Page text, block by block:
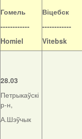
Гомель
------------
Homiel
Віцебск
------------
Vitebsk
28.03
Петрыкаўскі
р-н,
А.Шэўчык